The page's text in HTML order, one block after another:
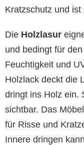
Kratzschutz und ist
Die Holzlasur
und bedingt für
Feuchtigkeit und
Holzlack deckt die
dringt ins Holz ein.
sichtbar. Das
für Risse und
Innere dringen